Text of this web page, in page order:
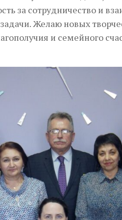
за сотрудничество и
Желаю новых
и семейного